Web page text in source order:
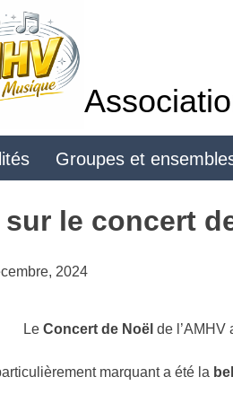
Groupes et
le concert
2024
Le Concert de Noël de l’AMHV
marquant a été la